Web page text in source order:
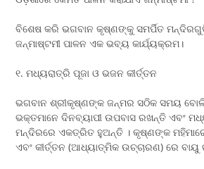
ବିଶେଷ କରି ଭଗବାନ କୃଷ୍ଣଙ୍କୁ ସମର୍ପିତ
ଜନ୍ମାଷ୍ଟମୀ ପାଳନ ଏକ ଭବ୍ୟ କାର୍ଯ୍ୟକ୍ରମ।
୧. ମଧ୍ୟରାତ୍ରି ପୂଜା ଓ ଭଜନ କୀର୍ତ୍ତନ
ଭଗବାନ ଶ୍ରୀକୃଷ୍ଣଙ୍କ ଜନ୍ମର ସଠିକ ସମୟ ବୋଲି
ଭକ୍ତମାନେ ଦିନବ୍ୟାପୀ ଉପବାସ ରଖନ୍ତି ଏବଂ
ମନ୍ଦିରରେ ଏକତ୍ରିତ ହୁଅନ୍ତି । କୃଷ୍ଣଙ୍କ
ଏବଂ କୀର୍ତ୍ତନ (ଆଧ୍ୟାତ୍ମିକ ଉଚ୍ଚାରଣ) ରେ